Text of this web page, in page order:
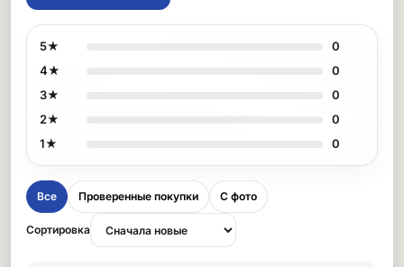
5★
0
4★
0
3★
0
2★
0
1★
0
Все Проверенные покупки С фото
Сортировка